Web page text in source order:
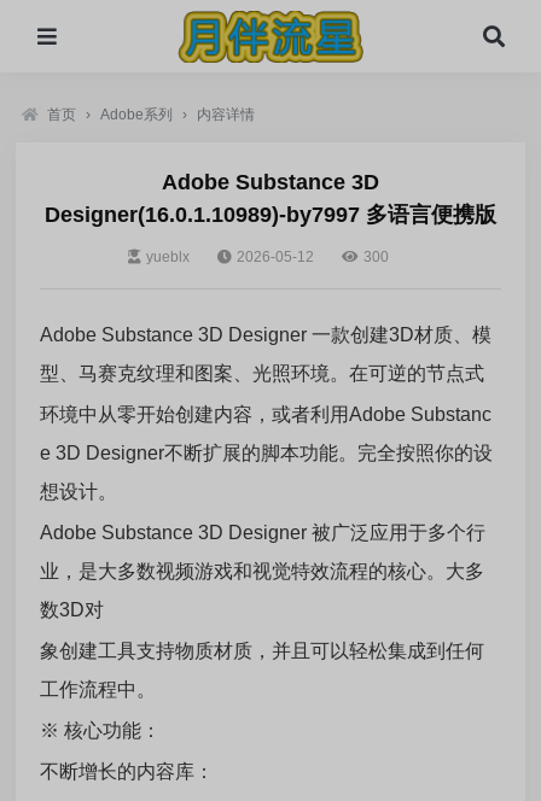
首页 › Adobe系列 › 内容详情
Adobe Substance 3D
Designer(16.0.1.10989)-by7997 多语言便携版
yueblx 2026-05-12 300
Adobe Substance 3D Designer 一款创建3D材质、模
型、马赛克纹理和图案、光照环境。在可逆的节点式
环境中从零开始创建内容，或者利用Adobe Substanc
e 3D Designer不断扩展的脚本功能。完全按照你的设
想设计。
Adobe Substance 3D Designer 被广泛应用于多个行
业，是大多数视频游戏和视觉特效流程的核心。大多
数3D对
象创建工具支持物质材质，并且可以轻松集成到任何
工作流程中。
※ 核心功能：
不断增长的内容库：